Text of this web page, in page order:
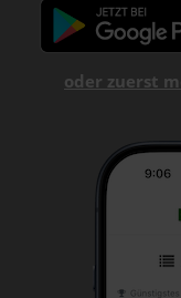
oder zuerst